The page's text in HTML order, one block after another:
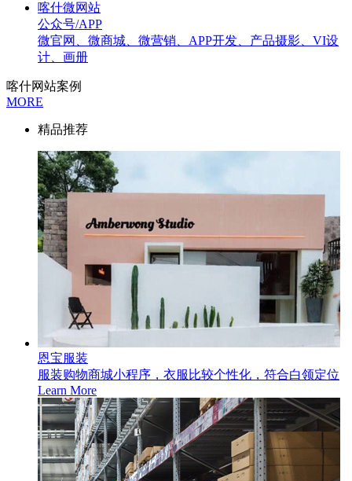
喀什微网站
公众号/APP
微官网、微商城、微营销、APP开发、产品摄影、VI设
计、画册
喀什网站案例
MORE
精品推荐
恩宝服装
服装购物商城小程序，衣服比较个性化，符合白领定位
Learn More